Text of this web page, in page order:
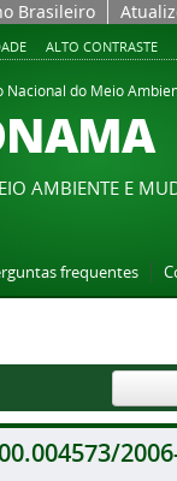
Brasileiro
ALTO CONTRASTE
Nacional do Meio
AMBIENTE E
frequentes